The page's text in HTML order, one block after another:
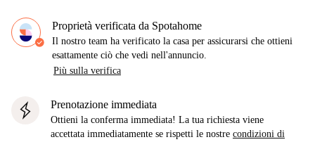
Proprietà verificata da Spotahome
Il nostro team ha verificato la casa per assicurarsi che ottieni
esattamente ciò che vedi nell'annuncio.
Più sulla verifica
Prenotazione immediata
Ottieni la conferma immediata! La tua richiesta viene
accettata immediatamente se rispetti le nostre condizioni di